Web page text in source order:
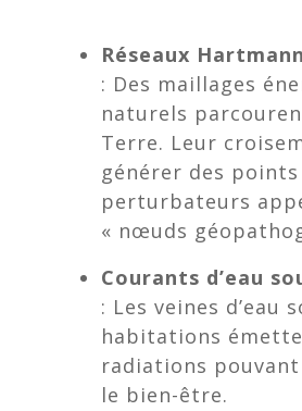
Réseaux
: Des maillages
naturels
Terre. Leur
générer des points
perturbateurs
« nœuds
Courants d’eau
: Les veines d’eau
habitations
radiations
le bien-être.